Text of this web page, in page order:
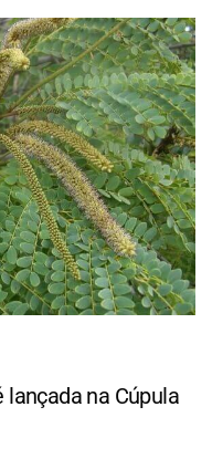
lançada na Cúpula